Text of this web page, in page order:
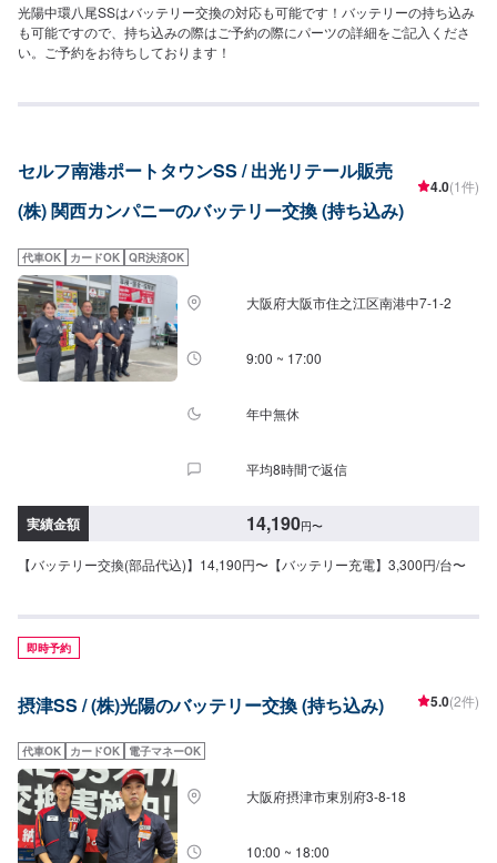
光陽中環八尾SSはバッテリー交換の対応も可能です！バッテリーの持ち込み
も可能ですので、持ち込みの際はご予約の際にパーツの詳細をご記入くださ
い。ご予約をお待ちしております！
セルフ南港ポートタウンSS / 出光リテール販売
(株) 関西カンパニーのバッテリー交換 (持ち込み)
4.0(1件)
代車OK カードOK QR決済OK
大阪府大阪市住之江区南港中7-1-2
9:00 ~ 17:00
年中無休
平均8時間で返信
実績金額 14,190円〜
【バッテリー交換(部品代込)】14,190円〜【バッテリー充電】3,300円/台〜
即時予約
摂津SS / (株)光陽のバッテリー交換 (持ち込み) 5.0(2件)
代車OK カードOK 電子マネーOK
大阪府摂津市東別府3-8-18
10:00 ~ 18:00